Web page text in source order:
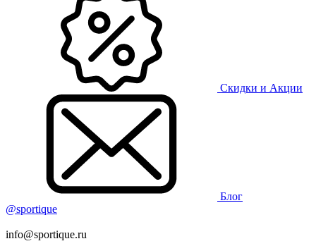
Скидки и Акции
Блог
@sportique
info@sportique.ru